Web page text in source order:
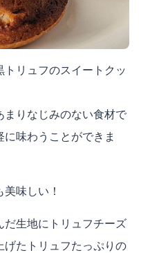
リュフのスイートクッ
まりなじみのない食材で
味わうことができま
味しい！
だ生地にトリュフチーズ
げたトリュフたっぷりの